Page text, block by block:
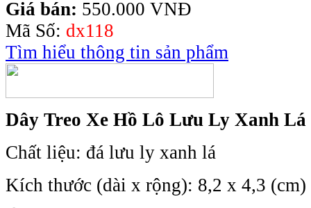
Giá bán: 550.000 VNĐ
Mã Số: dx118
Tìm hiểu thông tin sản phẩm
Dây Treo Xe Hồ Lô Lưu Ly Xanh Lá
Chất liệu: đá lưu ly xanh lá
Kích thước (dài x rộng): 8,2 x 4,3 (cm)